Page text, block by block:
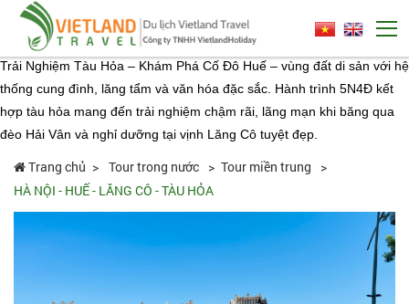
Trải Nghiệm Tàu Hỏa – Khám Phá Cố Đô Huế – vùng đất di sản với hệ
thống cung đình, lăng tẩm và văn hóa đặc sắc. Hành trình 5N4Đ kết
hợp tàu hỏa mang đến trải nghiệm chậm rãi, lãng mạn khi băng qua
đèo Hải Vân và nghỉ dưỡng tại vịnh Lăng Cô tuyệt đẹp.
Trang chủ Tour trong nước
Tour miền trung
HÀ NỘI - HUẾ - LĂNG CÔ - TÀU HỎA